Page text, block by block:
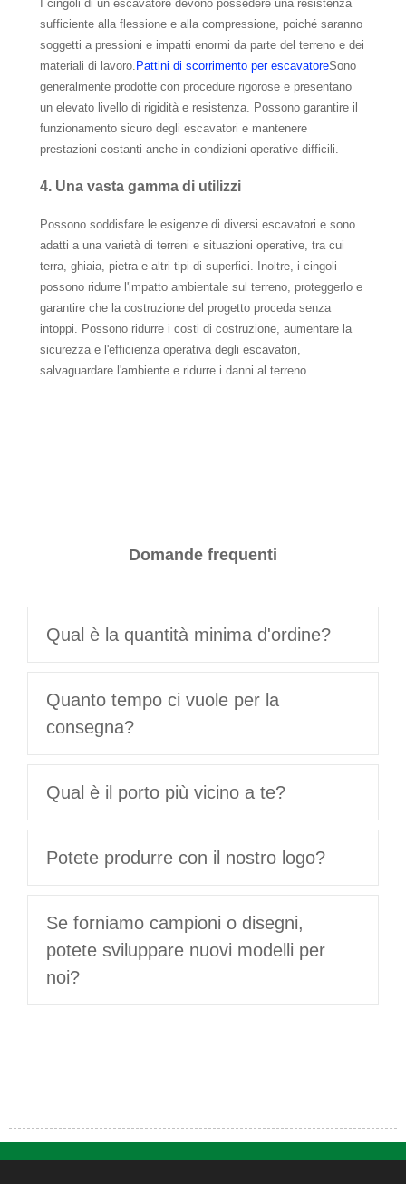
I cingoli di un escavatore devono possedere una resistenza
sufficiente alla flessione e alla compressione, poiché saranno
soggetti a pressioni e impatti enormi da parte del terreno e dei
materiali di lavoro. Pattini di scorrimento per escavatoreSono
generalmente prodotte con procedure rigorose e presentano
un elevato livello di rigidità e resistenza. Possono garantire il
funzionamento sicuro degli escavatori e mantenere
prestazioni costanti anche in condizioni operative difficili.
4. Una vasta gamma di utilizzi
Possono soddisfare le esigenze di diversi escavatori e sono
adatti a una varietà di terreni e situazioni operative, tra cui
terra, ghiaia, pietra e altri tipi di superfici. Inoltre, i cingoli
possono ridurre l'impatto ambientale sul terreno, proteggerlo e
garantire che la costruzione del progetto proceda senza
intoppi. Possono ridurre i costi di costruzione, aumentare la
sicurezza e l'efficienza operativa degli escavatori,
salvaguardare l'ambiente e ridurre i danni al terreno.
Domande frequenti
Qual è la quantità minima d'ordine?
Quanto tempo ci vuole per la
consegna?
Qual è il porto più vicino a te?
Potete produrre con il nostro logo?
Se forniamo campioni o disegni,
potete sviluppare nuovi modelli per
noi?